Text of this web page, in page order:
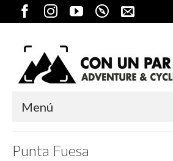
Menú
Punta Fuesa